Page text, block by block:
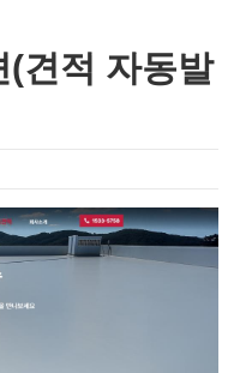
(견적 자동발